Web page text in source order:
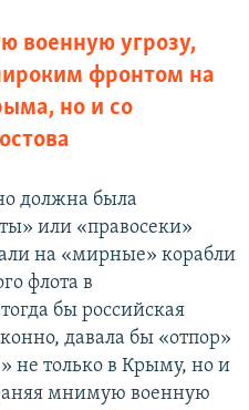
военную угрозу,
фронтом на
но и со
должна была
или «правосеки»
на «мирные» корабли
флота в
бы российская
давала бы «отпор»
не только в Крыму, но и
мнимую военную